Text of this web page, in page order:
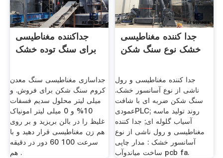
جداکننده مغناطیسی
برای سنگ توده خشک
جداسازی مغناطیسی سنگ معدن
کروم سنگ شکن برای فروش. و
میلی لیتر محلول سدیم فسفات
10% و 0 میلی لیتر امونیاک
غلیظ را در بالن بریزید و بر روی
هم زن مغناطیسی قرار دهید و با
سرعت 100 60 دور در دقیقه
هم .
جدا کننده مغناطیسی
خشک نوع سنگ شکن
جدا کننده مغناطیسی و رول
ناشی از نوع آسانسور خشک.
سنگ شکن ضربه ای با شافت
عمودیPLC; روند تولید ماسه
آسیاب گلوله ای; جدا کننده
مغناطیسی و رول ناشی از نوع
آسانسور خشک : مدار چاپی
ساخت میاندوآب pcb fa.